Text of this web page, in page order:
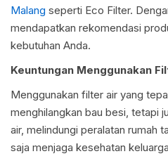
Malang seperti Eco Filter.
mendapatkan rekomendasi
kebutuhan Anda.
Keuntungan Menggunakan
Menggunakan filter air yang
menghilangkan bau besi, tetapi
air, melindungi peralatan rumah
saja menjaga kesehatan